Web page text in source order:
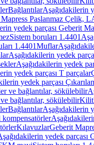
BağlantılarAşağıdakilerin
Paslanmaz Çelik,
yedek parçası Geberit
Sistem boruları 1.4401
1.4401Muflar
Aşağıdakilerin yedek
Aşağıdakilerin yedek
yedek parçası T parçalar
yedek parçası
ve bağlantılar, sökülebilir
bağlantılar, sökülebilir
BağlantılarAşağıdakilerin
kompensatörler
KılavuzlarGeberit
yedek parçası